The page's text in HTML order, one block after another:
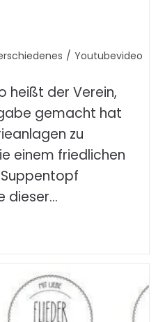
/ Youtubevideo
heißt der Verein,
gemacht hat
zu
einem friedlichen
dieser…